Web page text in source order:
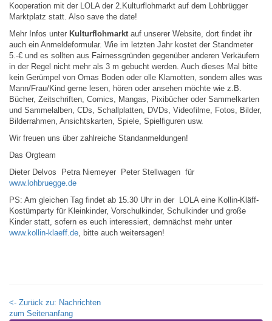
Kooperation mit der LOLA der 2.Kulturflohmarkt auf dem Lohbrügger
Marktplatz statt. Also save the date!
Mehr Infos unter Kulturflohmarktauf unserer Website, dort findet ihr
auch ein Anmeldeformular. Wie im letzten Jahr kostet der Standmeter
5.-€ und es sollten aus Fairnessgründen gegenüber anderen Verkäufern
in der Regel nicht mehr als 3 m gebucht werden. Auch dieses Mal bitte
kein Gerümpel von Omas Boden oder olle Klamotten, sondern alles was
Mann/Frau/Kind gerne lesen, hören oder ansehen möchte wie z.B.
Bücher, Zeitschriften, Comics, Mangas, Pixibücher oder Sammelkarten
und Sammelalben, CDs, Schallplatten, DVDs, Videofilme, Fotos, Bilder,
Bilderrahmen, Ansichtskarten, Spiele, Spielfiguren usw.
Wir freuen uns über zahlreiche Standanmeldungen!
Das Orgteam
Dieter Delvos Petra Niemeyer Peter Stellwagen für
www.lohbruegge.de
PS: Am gleichen Tag findet ab 15.30 Uhr in der LOLA eine Kollin-Kläff-
Kostümparty für Kleinkinder, Vorschulkinder, Schulkinder und große
Kinder statt, sofern es euch interessiert, demnächst mehr unter
www.kollin-klaeff.de, bitte auch weitersagen!
<- Zurück zu: Nachrichten
zum Seitenanfang